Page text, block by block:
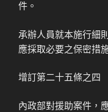
件。
承辦人員就本施行細
應採取必要之保密措
增訂第二十五條之四
內政部對援助案件，